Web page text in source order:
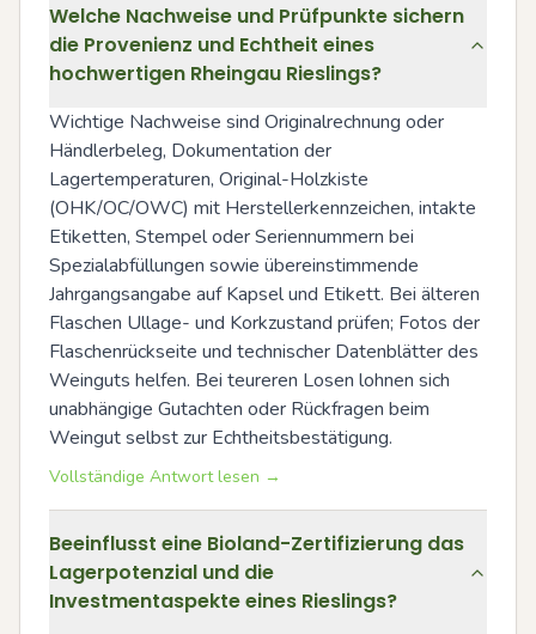
Welche Nachweise und Prüfpunkte sichern
die Provenienz und Echtheit eines
hochwertigen Rheingau Rieslings?
Wichtige Nachweise sind Originalrechnung oder
Händlerbeleg, Dokumentation der
Lagertemperaturen, Original-Holzkiste
(OHK/OC/OWC) mit Herstellerkennzeichen, intakte
Etiketten, Stempel oder Seriennummern bei
Spezialabfüllungen sowie übereinstimmende
Jahrgangsangabe auf Kapsel und Etikett. Bei älteren
Flaschen Ullage- und Korkzustand prüfen; Fotos der
Flaschenrückseite und technischer Datenblätter des
Weinguts helfen. Bei teureren Losen lohnen sich
unabhängige Gutachten oder Rückfragen beim
Weingut selbst zur Echtheitsbestätigung.
Vollständige Antwort lesen →
Beeinflusst eine Bioland-Zertifizierung das
Lagerpotenzial und die
Investmentaspekte eines Rieslings?